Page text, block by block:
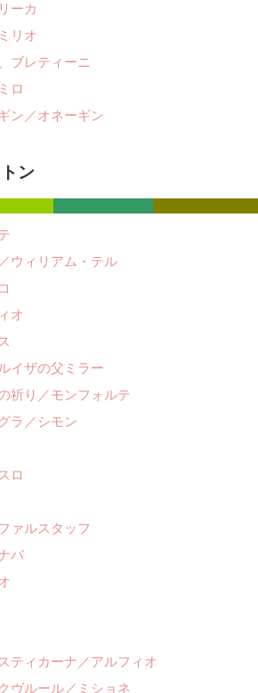
ーカ
リオ
ブレティーニ
ロ
ン／オネーギン
ン
ウィリアム・テル
オ
イザの父ミラー
祈り／モンフォルテ
ラ／シモン
ロ
ァルスタッフ
バ
ティカーナ／アルフィオ
ヴルール／ミショネ